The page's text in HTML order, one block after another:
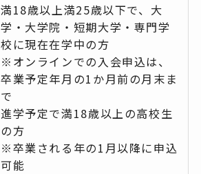
満18歳以上満25歳以下で、大
学・大学院・短期大学・専門学
校に現在在学中の方
※オンラインでの入会申込は、
卒業予定年月の1か月前の月末ま
で
進学予定で満18歳以上の高校生
の方
※卒業される年の1月以降に申込
可能